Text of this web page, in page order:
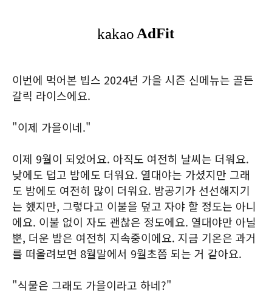
이번에 먹어본 빕스 2024년 가을 시즌 신메뉴는 골든
갈릭 라이스에요.
"이제 가을이네."
이제 9월이 되었어요. 아직도 여전히 날씨는 더워요.
낮에도 덥고 밤에도 더워요. 열대야는 가셨지만 그래
도 밤에도 여전히 많이 더워요. 밤공기가 선선해지기
는 했지만, 그렇다고 이불을 덮고 자야 할 정도는 아니
에요. 이불 없이 자도 괜찮은 정도에요. 열대야만 아닐
뿐, 더운 밤은 여전히 지속중이에요. 지금 기온은 과거
를 떠올려보면 8월말에서 9월초쯤 되는 거 같아요.
"식물은 그래도 가을이라고 하네?"